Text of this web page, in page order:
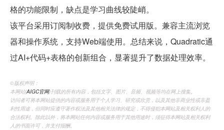
格的功能限制，缺点是学习曲线较陡峭。
该平台采用订阅制收费，提供免费试用版。兼容主流浏览
器和操作系统，支持Web端使用。总结来说，Quadratic通
过AI+代码+表格的创新组合，显著提升了数据处理效率。
©️版权声明：
本网站(AIGC官网)刊载的所有内容，包括文字、图片、音频、视频等均在网上搜集。
访问者可将本网站提供的内容或服务用于个人学习、研究或欣赏，以及其他非商业性或非盈
利性用途，但同时应遵守著作权法及其他相关法律的规定，不得侵犯本网站及相关权利人的
合法权利。除此以外，将本网站任何内容或服务用于其他用途时，须征得本网站及相关权利
人的书面许可，并支付报酬。